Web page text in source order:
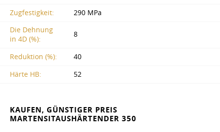
Zugfestigkeit:
290 MPa
Die Dehnung
in 4D (%):
8
Reduktion (%):
40
Härte HB:
52
KAUFEN, GÜNSTIGER PREIS
MARTENSITAUSHÄRTENDER 350